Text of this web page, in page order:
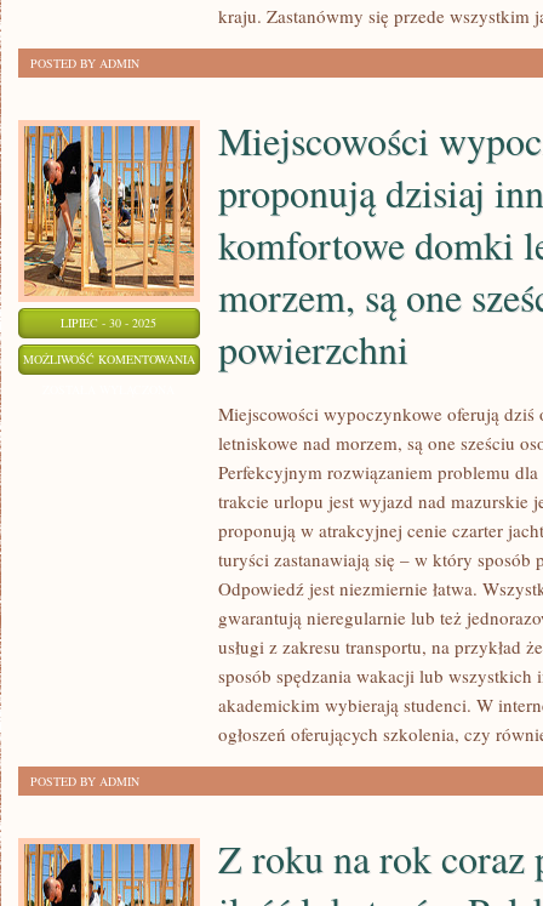
GŁOWIE
WYMARZONE
ZAMIESZKANIA
kraju. Zastanówmy się przede wszystkim
POSTED BY ADMIN
LIPIEC - 30 - 2025
MOŻLIWOŚĆ KOMENTOWANIA MIEJSCOWOŚCI
PROPONUJĄ
DZISIAJ
INNOWACYJNE
KOMFORTOWE
DOMKI
LETNISKOWE
MORZEM,
Miejscowości
proponują dzisiaj
komfortowe domki
morzem, są one
powierzchni
Miejscowości wypoczynkowe oferują
letniskowe nad morzem, są one sześciu
Perfekcyjnym rozwiązaniem problemu
trakcie urlopu jest wyjazd nad mazurskie
proponują w atrakcyjnej cenie czarter
turyści zastanawiają się – w który sposób
Odpowiedź jest niezmiernie łatwa.
gwarantują nieregularnie lub też
usługi z zakresu transportu, na przykład
sposób spędzania wakacji lub
akademickim wybierają studenci. W
ogłoszeń oferujących szkolenia, czy
POSTED BY ADMIN
Z roku na rok coraz